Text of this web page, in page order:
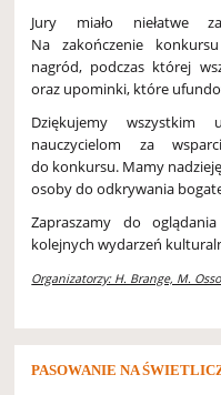
Jury miało niełatwe
Na zakończenie
nagród, podczas której
oraz upominki, które
Dziękujemy wszystkim
nauczycielom za
do konkursu. Mamy
osoby do odkrywania
Zapraszamy do
kolejnych wydarzeń
Organizatorzy: H. Brange, M.
PASOWANIE NA